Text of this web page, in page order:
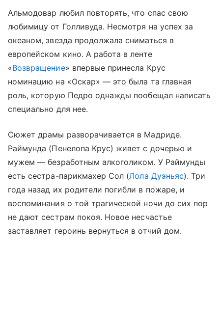
Альмодовар любил повторять, что спас свою
любимицу от Голливуда. Несмотря на успех за
океаном, звезда продолжала сниматься в
европейском кино. А работа в ленте
«Возвращение» впервые принесла Крус
номинацию на «Оскар» — это была та главная
роль, которую Педро однажды пообещал написать
специально для нее.
Сюжет драмы разворачивается в Мадриде.
Раймунда (Пенелопа Крус) живет с дочерью и
мужем — безработным алкоголиком. У Раймунды
есть сестра-парикмахер Сол (Лола Дуэньяс). Три
года назад их родители погибли в пожаре, и
воспоминания о той трагической ночи до сих пор
не дают сестрам покоя. Новое несчастье
заставляет героинь вернуться в отчий дом.